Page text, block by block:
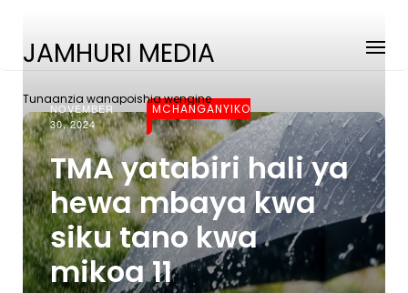
JAMHURI MEDIA
Tunaanzia wanapoishia wengine
NOVEMBER
30, 2024
MCHANGANYIKO
TMA yatabiri hali ya
hewa mbaya kwa
siku tano kwa
mikoa 11